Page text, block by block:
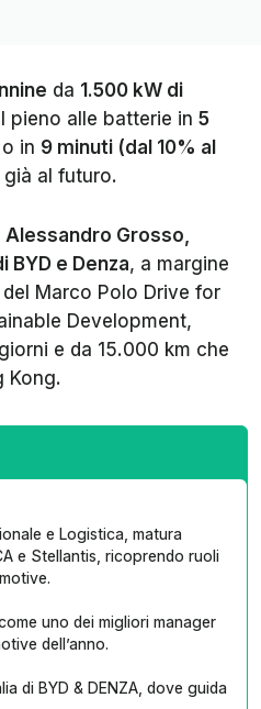
da 1.500 kW di
pieno alle batterie in 5
o in 9 minuti (dal 10% al
al futuro.
Alessandro Grosso,
BYD e Denza, a margine
Marco Polo Drive for
Development,
e da 15.000 km che
Kong.
e Logistica, matura
e Stellantis, ricoprendo ruoli
uno dei migliori manager
dell’anno.
di BYD & DENZA, dove guida